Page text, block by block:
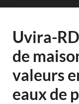
Uvira-
de
valeurs
eaux de